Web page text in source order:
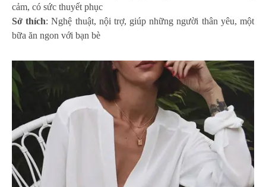
cảm, có sức thuyết phục
Sở thích: Nghệ thuật, nội trợ, giúp những người thân yêu, một
bữa ăn ngon với bạn bè